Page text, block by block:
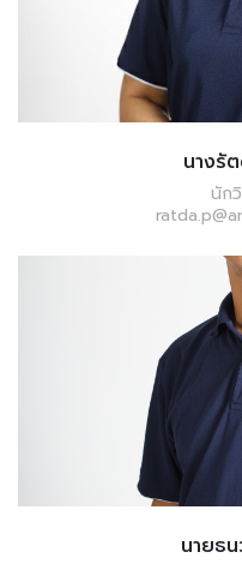
นางรั
นัก
นายธ